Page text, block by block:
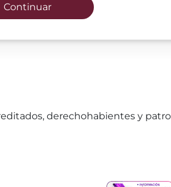
Continuar
derechohabientes y